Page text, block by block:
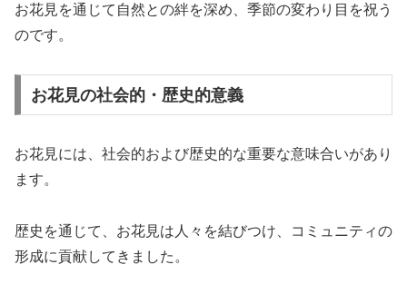
お花見を通じて自然との絆を深め、季節の変わり目を祝う
のです。
お花見の社会的・歴史的意義
お花見には、社会的および歴史的な重要な意味合いがあり
ます。
歴史を通じて、お花見は人々を結びつけ、コミュニティの
形成に貢献してきました。